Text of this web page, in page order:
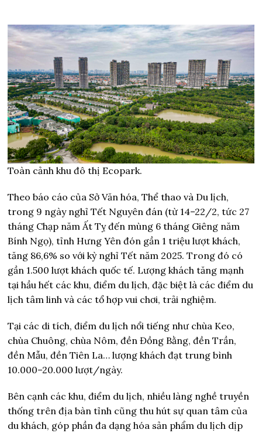
Toàn cảnh khu đô thị Ecopark.
Theo báo cáo của Sở Văn hóa, Thể thao và Du lịch,
trong 9 ngày nghỉ Tết Nguyên đán (từ 14–22/2, tức 27
tháng Chạp năm Ất Tỵ đến mùng 6 tháng Giêng năm
Bính Ngọ), tỉnh Hưng Yên đón gần 1 triệu lượt khách,
tăng 86,6% so với kỳ nghỉ Tết năm 2025. Trong đó có
gần 1.500 lượt khách quốc tế. Lượng khách tăng mạnh
tại hầu hết các khu, điểm du lịch, đặc biệt là các điểm du
lịch tâm linh và các tổ hợp vui chơi, trải nghiệm.
Tại các di tích, điểm du lịch nổi tiếng như chùa Keo,
chùa Chuông, chùa Nôm, đền Đồng Bằng, đền Trần,
đền Mẫu, đền Tiên La… lượng khách đạt trung bình
10.000–20.000 lượt/ngày.
Bên cạnh các khu, điểm du lịch, nhiều làng nghề truyền
thống trên địa bàn tỉnh cũng thu hút sự quan tâm của
du khách, góp phần đa dạng hóa sản phẩm du lịch dịp